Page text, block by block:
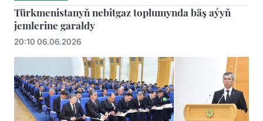
Türkmenistanyň nebitgaz toplumynda bäş aýyň
jemlerine garaldy
20:10 06.06.2026